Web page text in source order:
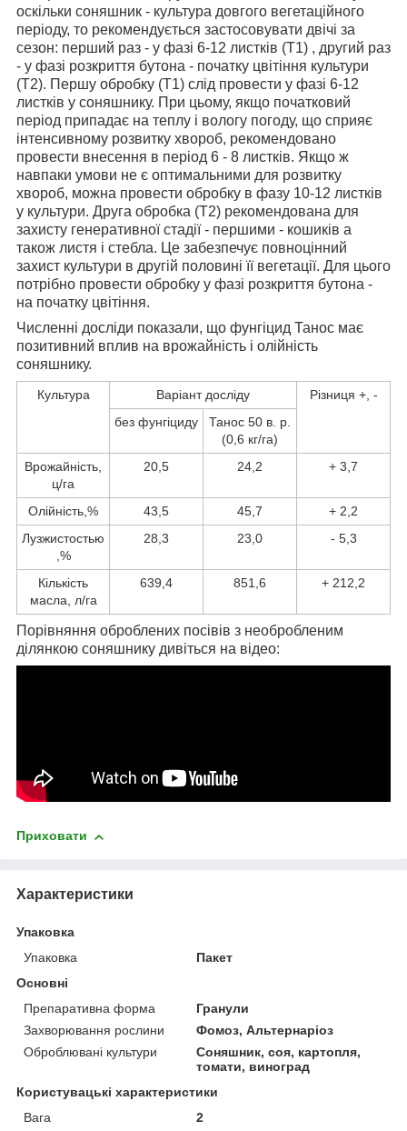
оскільки соняшник - культура довгого вегетаційного
періоду, то рекомендується застосовувати двічі за
сезон: перший раз - у фазі 6-12 листків (Т1) , другий раз
- у фазі розкриття бутона - початку цвітіння культури
(Т2). Першу обробку (Т1) слід провести у фазі 6-12
листків у соняшнику. При цьому, якщо початковий
період припадає на теплу і вологу погоду, що сприяє
інтенсивному розвитку хвороб, рекомендовано
провести внесення в період 6 - 8 листків. Якщо ж
навпаки умови не є оптимальними для розвитку
хвороб, можна провести обробку в фазу 10-12 листків
у культури. Друга обробка (Т2) рекомендована для
захисту генеративної стадії - першими - кошиків а
також листя і стебла. Це забезпечує повноцінний
захист культури в другій половині її вегетації. Для цього
потрібно провести обробку у фазі розкриття бутона -
на початку цвітіння.
Численні досліди показали, що фунгіцид Танос має
позитивний вплив на врожайність і олійність
соняшнику.
Культура Варіант досліду
Різниця +, -
без фунгіциду
Танос 50 в. р.
(0,6 кг/га)
Врожайність,
ц/га
20,5 24,2 + 3,7
Олійність,% 43,5 45,7
+ 2,2
Лузжистостью
,%
28,3 23,0 - 5,3
Кількість
масла, л/га
639,4 851,6 + 212,2
Порівняння оброблених посівів з необробленим
ділянкою соняшнику дивіться на відео:
Приховати
Характеристики
Упаковка
Упаковка
Пакет
Основні
Препаративна форма
Гранули
Захворювання рослини
Фомоз, Альтернаріоз
Оброблювані культури
Соняшник, соя, картопля,
томати, виноград
Користувацькi характеристики
Вага
2